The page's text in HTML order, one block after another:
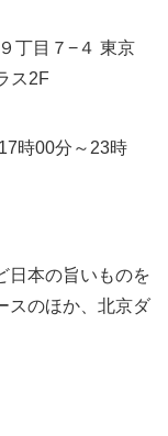
丁目７−４ 東京
ス2F
時00分～23時
日本の旨いものを
スのほか、北京ダ